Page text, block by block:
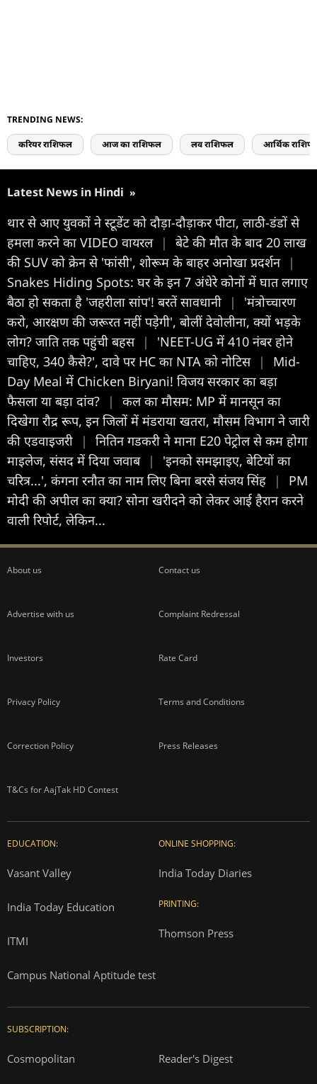
TRENDING NEWS:
करियर राशिफल आज का राशिफल लव राशिफल आर्थिक
Latest News in Hindi »
थार से आए युवकों ने स्टूडेंट को दौड़ा-दौड़ाकर पीटा, लाठी-डंडों से
हमला करने का VIDEO वायरल |
बेटे की मौत के बाद 20 लाख
की SUV को क्रेन से 'फांसी', शोरूम के बाहर अनोखा प्रदर्शन |
Snakes Hiding Spots: घर के इन 7 अंधेरे कोनों में घात लगाए
बैठा हो सकता है 'जहरीला सांप'! बरतें सावधानी
|
'मंत्रोच्चारण
करो, आरक्षण की जरूरत नहीं पड़ेगी', बोलीं देवोलीना, क्यों भड़के
लोग? जाति तक पहुंची बहस |
'NEET-UG में 410 नंबर होने
चाहिए, 340 कैसे?', दावे पर HC का NTA को नोटिस |
Mid-
Day Meal में Chicken Biryani! विजय सरकार का बड़ा
फैसला या बड़ा दांव?
|
कल का मौसम: MP में मानसून का
दिखेगा रौद्र रूप, इन जिलों में मंडराया खतरा, मौसम विभाग ने जारी
की एडवाइजरी
|
नितिन गडकरी ने माना E20 पेट्रोल से कम होगा
माइलेज, संसद में दिया जवाब |
'इनको समझाइए, बेटियों का
चरित्र...', कंगना रनौत का नाम लिए बिना बरसे संजय सिंह
|
PM
मोदी की अपील का क्या? सोना खरीदने को लेकर आई हैरान करने
वाली रिपोर्ट, लेकिन...
About us Contact us
Advertise with us Complaint Redressal
Investors Rate Card
Privacy Policy Terms and Conditions
Correction Policy Press Releases
T&Cs for AajTak HD Contest
EDUCATION:
Vasant Valley
India Today Education
ITMI
Campus National Aptitude test
ONLINE SHOPPING:
India Today Diaries
PRINTING:
Thomson Press
SUBSCRIPTION:
Cosmopolitan Reader's Digest